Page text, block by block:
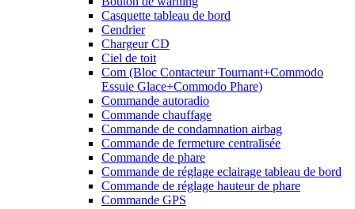
Casquette tableau de bord
Cendrier
Chargeur CD
Ciel de toit
Com (Bloc Contacteur Tournant+Commodo
Essuie Glace+Commodo Phare)
Commande autoradio
Commande chauffage
Commande de condamnation airbag
Commande de fermeture centralisée
Commande de phare
Commande de réglage eclairage tableau de bord
Commande de réglage hauteur de phare
Commande GPS